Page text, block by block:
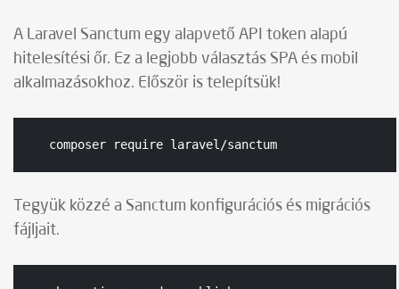
A Laravel Sanctum egy alapvető API token alapú
hitelesítési őr. Ez a legjobb választás SPA és mobil
alkalmazásokhoz. Először is telepítsük!
composer require laravel/sanctum
Tegyük közzé a Sanctum konfigurációs és migrációs
fájljait.